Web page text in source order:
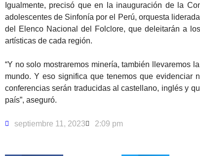
Igualmente, precisó que en la inauguración de la
adolescentes de Sinfonía por el Perú, orquesta
del Elenco Nacional del Folclore, que deleitarán a
artísticas de cada región.
“Y no solo mostraremos minería, también llevaremos
mundo. Y eso significa que tenemos que evidenciar
conferencias serán traducidas al castellano, inglés y
país”, aseguró.
septiembre 11, 2023 2:09 pm